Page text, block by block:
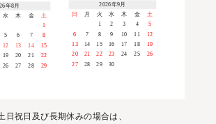
年8月
水 木 金
土
1
5 6 7 8
12 13 14 15
19 20 21
22
26 27 28
29
2026年9月
日 月 火 水 木 金 土
1 2 3 4
5
6
7 8 9 10 11
12
13
14 15 16 17 18
19
20
21 22 23 24 25 26
27 28 29 30
日祝日及び長期休みの場合は、